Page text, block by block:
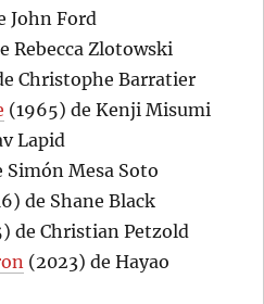
John Ford
Rebecca Zlotowski
Christophe Barratier
(1965) de Kenji Misumi
Lapid
Simón Mesa Soto
de Shane Black
de Christian Petzold
(2023) de Hayao